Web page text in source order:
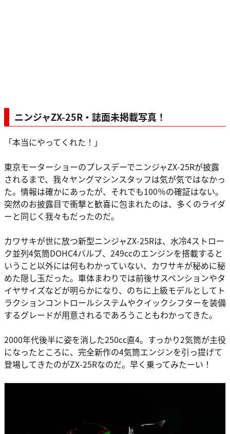
ニンジャZX-25R・誌面未掲載写真！
「本当にやってくれた！」
東京モーターショーのプレスデーでニンジャZX-25Rが披露
されるまで、我々ヤングマシンスタッフは気が気ではなかっ
た。情報は確かにあったが、それでも100％の確証はない。
突然のお披露目で衝撃と歓喜に包まれたのは、多くのライダ
ーと同じく我々もだったのだ。
カワサキが世に放つ新型ニンジャZX-25Rは、水冷4ストロー
ク並列4気筒DOHC4バルブ、249ccのエンジンを搭載すると
いうこと以外には何もわかっていない、カワサキが秘めに秘
めた隠し玉だった。車体まわりでは前後サスペンションやタ
イヤサイズなどが明らかになり、のちに上級モデルとしてト
ラクションコントロールシステムやクイックシフターを装備
するグレードが用意されるであろうこともわかってきた。
2000年代後半に姿を消した250cc直4。すっかり2気筒が主役
になったところに、完全新作の4気筒エンジンを引っ提げて
登場してきたのがZX-25Rなのだ。早く乗ってみたーい！